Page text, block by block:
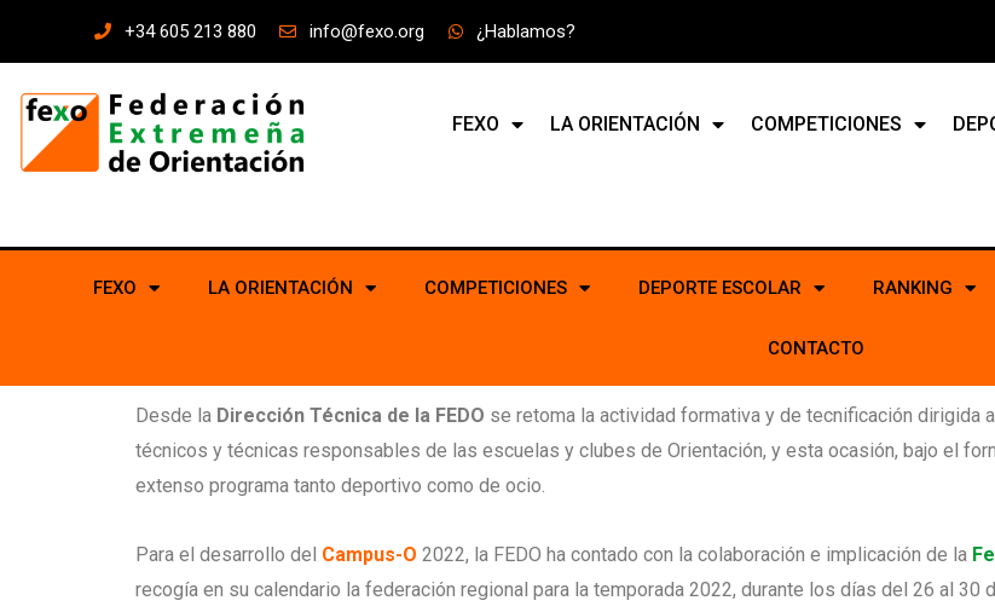
+34 605 213 880 info@fexo.org ¿Hablamos?
FEXO LA ORIENTACIÓN COMPETICIONES
FEXO LA ORIENTACIÓN COMPETICIONES DEPORTE ESCOLAR RANKING
CONTACTO
Desde la Dirección Técnica de la FEDO se retoma la actividad formativa y de tecnificación
técnicos y técnicas responsables de las escuelas y clubes de Orientación, y esta ocasión, bajo el
extenso programa tanto deportivo como de ocio.
Para el desarrollo del Campus-O 2022, la FEDO ha contado con la colaboración e implicación de la
recogía en su calendario la federación regional para la temporada 2022, durante los días del 26 al 30